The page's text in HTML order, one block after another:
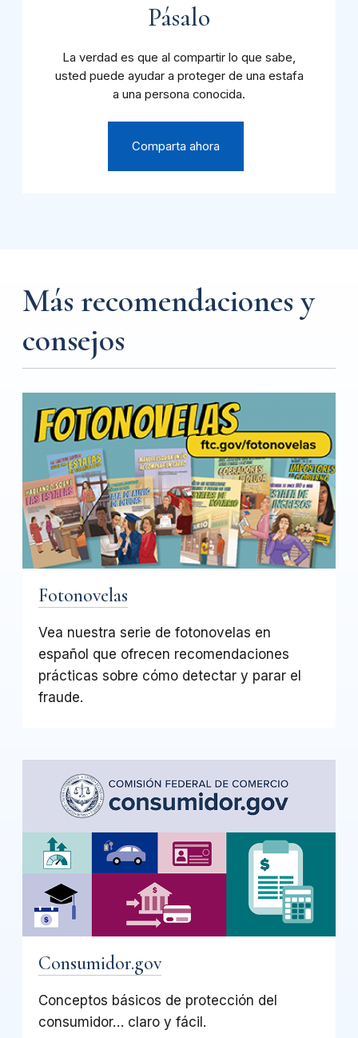
Pásalo
La verdad es que al compartir lo que sabe,
usted puede ayudar a proteger de una estafa
a una persona conocida.
Comparta ahora
Más recomendaciones y
consejos
Fotonovelas
Vea nuestra serie de fotonovelas en
español que ofrecen recomendaciones
prácticas sobre cómo detectar y parar el
fraude.
Consumidor.gov
Conceptos básicos de protección del
consumidor… claro y fácil.